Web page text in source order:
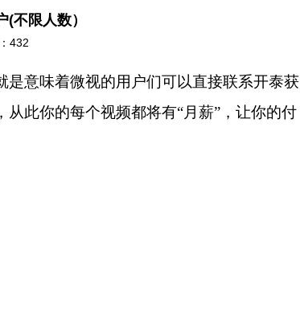
不限人数）
432
意味着微视的用户们可以直接联系开泰获
此你的每个视频都将有“月薪”，让你的付